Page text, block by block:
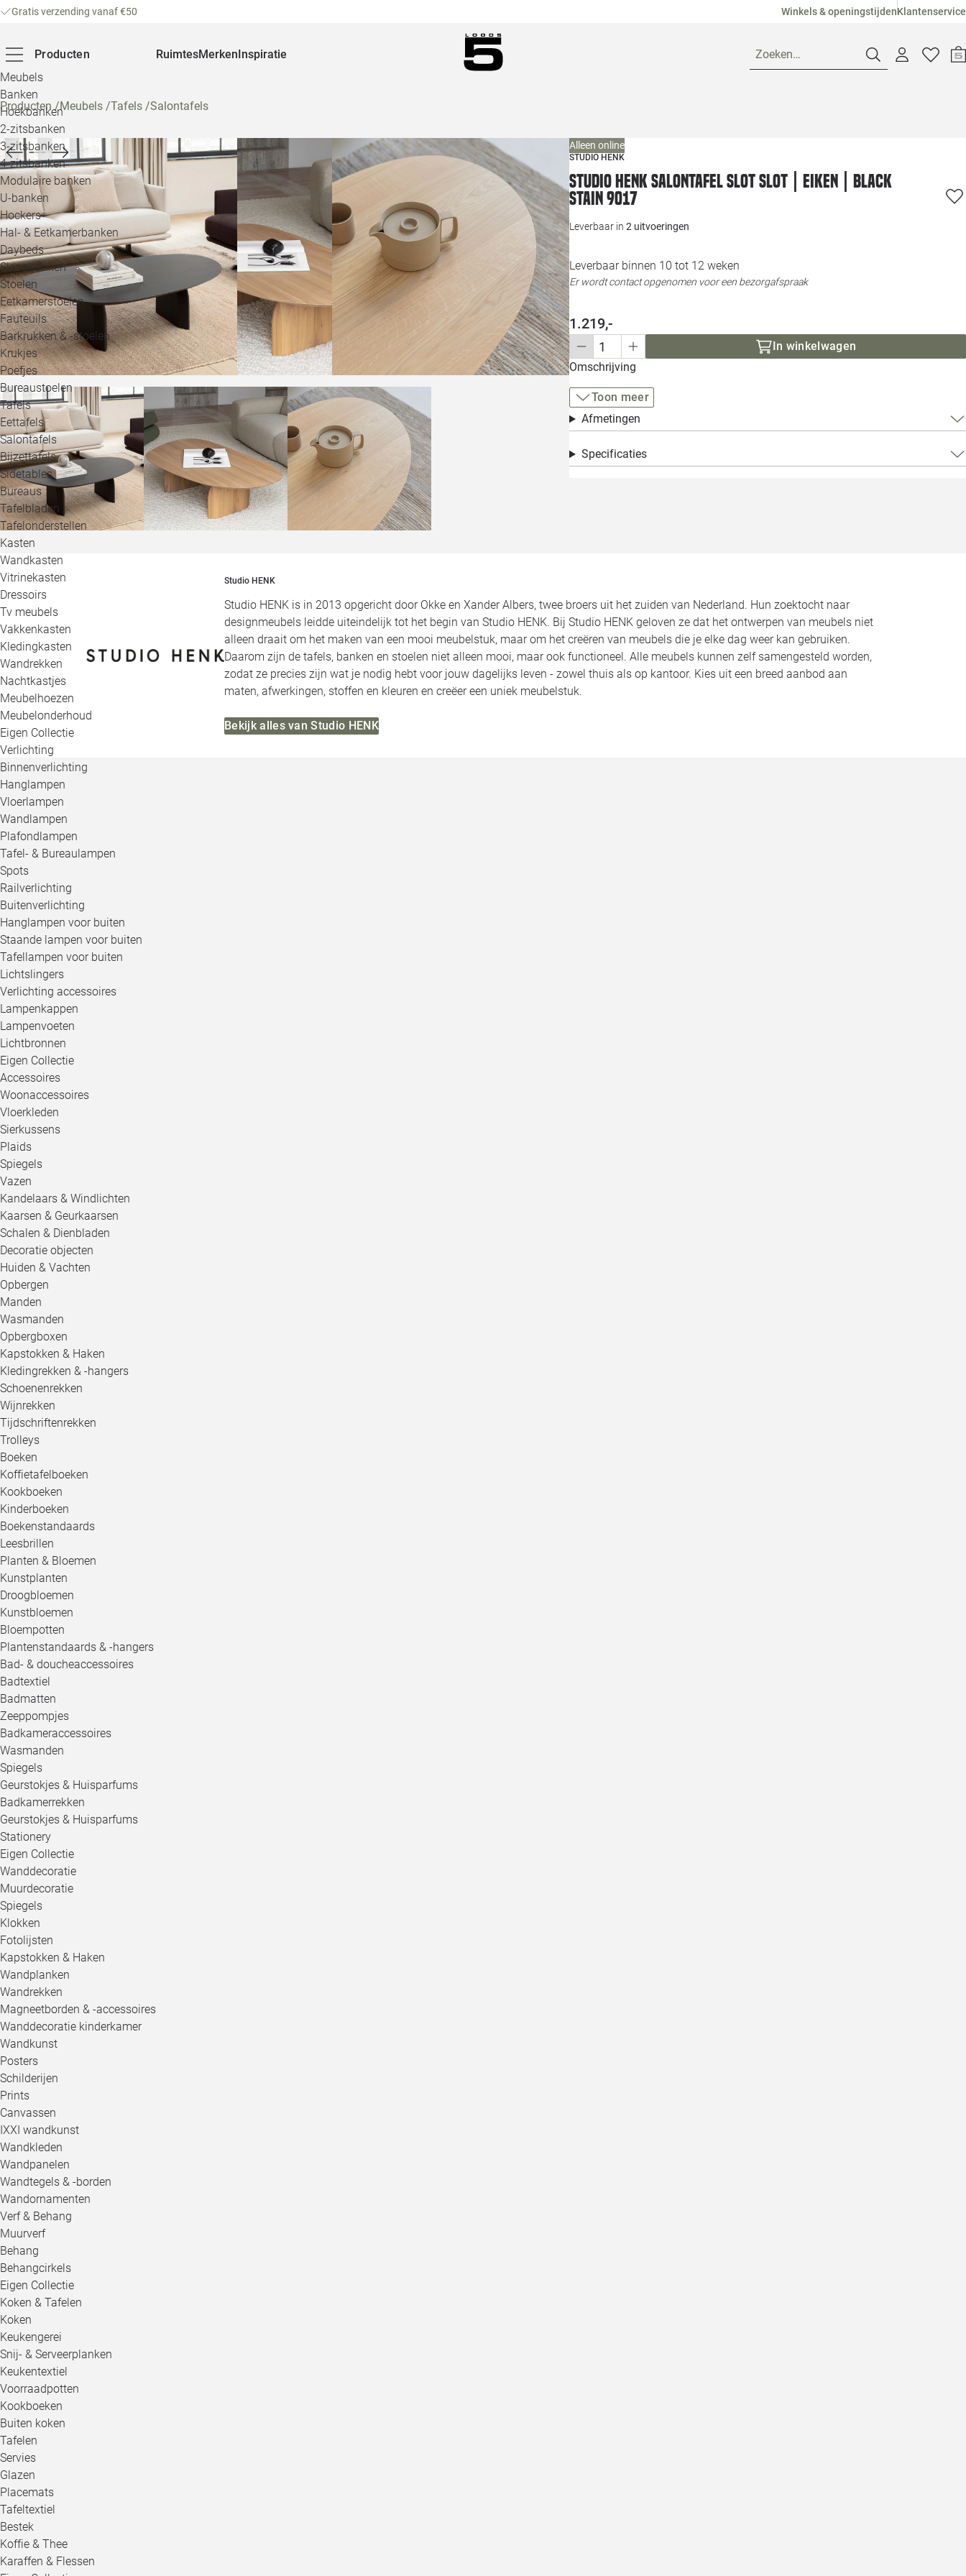
Gratis verzending vanaf €50 Winkels & openingstijdenKlantenservice
Producten
Meubels
Banken
Hoekbanken
2-zitsbanken
3-zitsbanken
4-zitsbanken
Modulaire banken
U-banken
Hockers
Hal- & Eetkamerbanken
Daybeds
Slaapbanken
Stoelen
Eetkamerstoelen
Fauteuils
Barkrukken & -stoelen
Krukjes
Poefjes
Bureaustoelen
Tafels
Eettafels
Salontafels
Bijzettafels
Sidetables
Bureaus
Tafelbladen
Tafelonderstellen
Kasten
Wandkasten
Vitrinekasten
Dressoirs
Tv meubels
Vakkenkasten
Kledingkasten
Wandrekken
Nachtkastjes
Meubelhoezen
Meubelonderhoud
Eigen Collectie
Verlichting
Binnenverlichting
Hanglampen
Vloerlampen
Wandlampen
Plafondlampen
Tafel- & Bureaulampen
Spots
Railverlichting
Buitenverlichting
Hanglampen voor buiten
Staande lampen voor buiten
Tafellampen voor buiten
Lichtslingers
Verlichting accessoires
Lampenkappen
Lampenvoeten
Lichtbronnen
Eigen Collectie
Accessoires
Woonaccessoires
Vloerkleden
Sierkussens
Plaids
Spiegels
Vazen
Kandelaars & Windlichten
Kaarsen & Geurkaarsen
Schalen & Dienbladen
Decoratie objecten
Huiden & Vachten
Opbergen
Manden
Wasmanden
Opbergboxen
Kapstokken & Haken
Kledingrekken & -hangers
Schoenenrekken
Wijnrekken
Tijdschriftenrekken
Trolleys
Boeken
Koffietafelboeken
Kookboeken
Kinderboeken
Boekenstandaards
Leesbrillen
Planten & Bloemen
Kunstplanten
Droogbloemen
Kunstbloemen
Bloempotten
Plantenstandaards & -hangers
Bad- & doucheaccessoires
Badtextiel
Badmatten
Zeeppompjes
Badkameraccessoires
Wasmanden
Spiegels
Geurstokjes & Huisparfums
Badkamerrekken
Geurstokjes & Huisparfums
Stationery
Eigen Collectie
Wanddecoratie
Muurdecoratie
Spiegels
Klokken
Fotolijsten
Kapstokken & Haken
Wandplanken
Wandrekken
Magneetborden & -accessoires
Wanddecoratie kinderkamer
Wandkunst
Posters
Schilderijen
Prints
Canvassen
IXXI wandkunst
Wandkleden
Wandpanelen
Wandtegels & -borden
Wandornamenten
Verf & Behang
Muurverf
Behang
Behangcirkels
Eigen Collectie
Koken & Tafelen
Koken
Keukengerei
Snij- & Serveerplanken
Keukentextiel
Voorraadpotten
Kookboeken
Buiten koken
Tafelen
Servies
Glazen
Placemats
Tafeltextiel
Bestek
Koffie & Thee
Karaffen & Flessen
RuimtesMerkenInspiratie Zoeken…
Veelgestelde vragen
Loods 5
Alle
Producten/Meubels /Tafels /Salontafels
Alleen online
STUDIO HENK
Studio Henk salontafel Slot Slot | Eiken | Black
Stain 9017
Leverbaar in 2 uitvoeringen
Leverbaar binnen 10 tot 12 weken
Er wordt contact opgenomen voor een bezorgafspraak
1.219,-
In winkelwagen
Omschrijving
Toon meer
Afmetingen
Specificaties
Studio HENK
Studio HENK is in 2013 opgericht door Okke en Xander Albers, twee broers uit het zuiden van Nederland. Hun zoektocht naar
designmeubels leidde uiteindelijk tot het begin van Studio HENK. Bij Studio HENK geloven ze dat het ontwerpen van meubels niet
alleen draait om het maken van een mooi meubelstuk, maar om het creëren van meubels die je elke dag weer kan gebruiken.
Daarom zijn de tafels, banken en stoelen niet alleen mooi, maar ook functioneel. Alle meubels kunnen zelf samengesteld worden,
zodat ze precies zijn wat je nodig hebt voor jouw dagelijks leven - zowel thuis als op kantoor. Kies uit een breed aanbod aan
maten, afwerkingen, stoffen en kleuren en creëer een uniek meubelstuk.
Bekijk alles van Studio HENK